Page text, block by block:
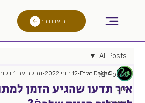
בואו נדבר
All Posts
גיוס
All Posts
איך תדעו שהגיע הזמן
Efrat Dagan 12 ביוני 2022 זמן קריאה 1 דקות